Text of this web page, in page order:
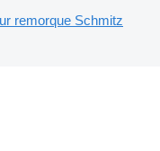
remorque Schmitz